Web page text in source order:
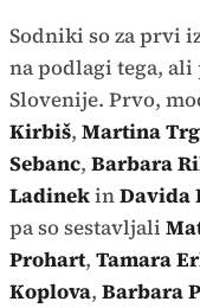
Sodniki so za prvi
na podlagi tega,
Slovenije. Prvo,
Kirbiš, Martina
Sebanc, Barbara
LadinekinDavida
pa so sestavljali
Prohart, Tamara
Koplova, Barbara